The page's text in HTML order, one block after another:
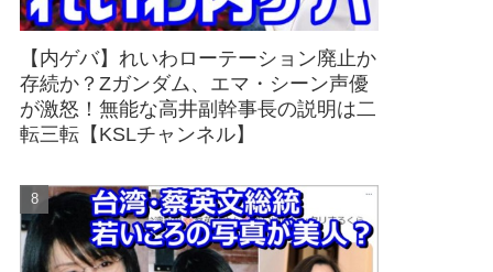
【内ゲバ】れいわローテーション廃止か
存続か？Zガンダム、エマ・シーン声優
が激怒！無能な高井副幹事長の説明は二
転三転【KSLチャンネル】